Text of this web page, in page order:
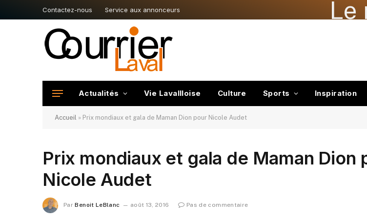
Contactez-nous Service aux annonceurs Le
Actualités Vie Lavallloise Culture Sports Inspiration
Accueil » Prix mondiaux et gala de Maman Dion pour Nicole Audet
Prix mondiaux et gala de Maman Dion
Nicole Audet
Par Benoit LeBlanc août 13, 2016 Pas de commentaire